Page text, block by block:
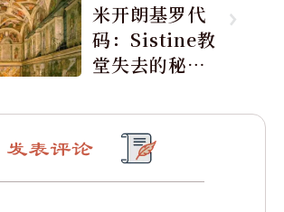
米开朗基罗代
码：Sistine教
堂失去的秘密
发表评论